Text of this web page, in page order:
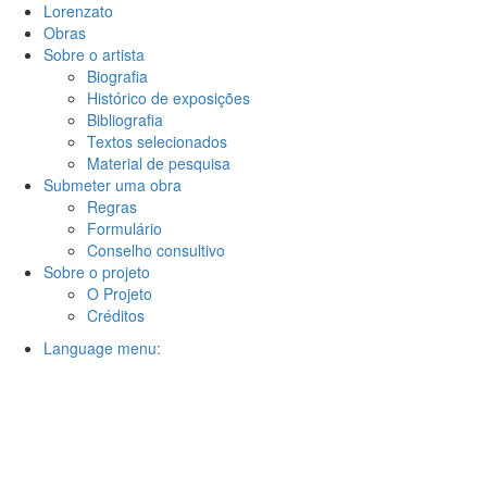
Lorenzato
Obras
Sobre o artista
Biografia
Histórico de exposições
Bibliografia
Textos selecionados
Material de pesquisa
Submeter uma obra
Regras
Formulário
Conselho consultivo
Sobre o projeto
O Projeto
Créditos
Language menu: